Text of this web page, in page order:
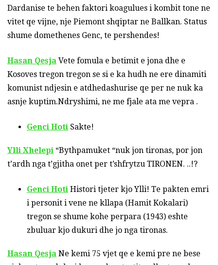
Dardanise te behen faktori koagulues i kombit tone ne
vitet qe vijne, nje Piemont shqiptar ne Ballkan. Status
shume domethenes Genc, te pershendes!
Hasan Qesja Vete fomula e betimit e jona dhe e
Kosoves tregon tregon se si e ka hudh ne ere dinamiti
komunist ndjesin e atdhedashurise qe per ne nuk ka
asnje kuptim.Ndryshimi, ne me fjale ata me vepra .
Genci Hoti Sakte!
Ylli Xhelepi “Bythpamuket “nuk jon tironas, por jon
t’ardh nga t’gjitha onet per t’shfrytzu TIRONEN. ..!?
Genci Hoti Histori tjeter kjo Ylli! Te pakten emri
i personit i vene ne kllapa (Hamit Kokalari)
tregon se shume kohe perpara (1943) eshte
zbuluar kjo dukuri dhe jo nga tironas.
Hasan Qesja Ne kemi 75 vjet qe e kemi pre ne bese